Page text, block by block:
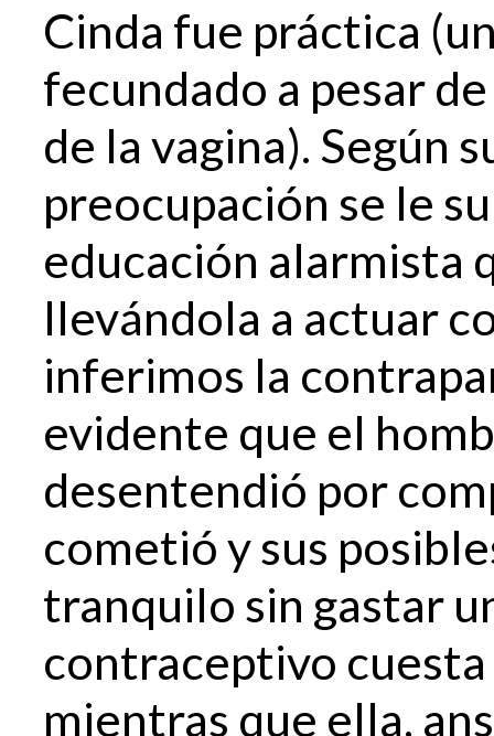
Cinda fue práctica
fecundado a pesar
de la vagina). Según
preocupación se le
educación alarmista
llevándola a actuar
inferimos la
evidente que el
desentendió por
cometió y sus
tranquilo sin gastar
contraceptivo
mientras que ella,